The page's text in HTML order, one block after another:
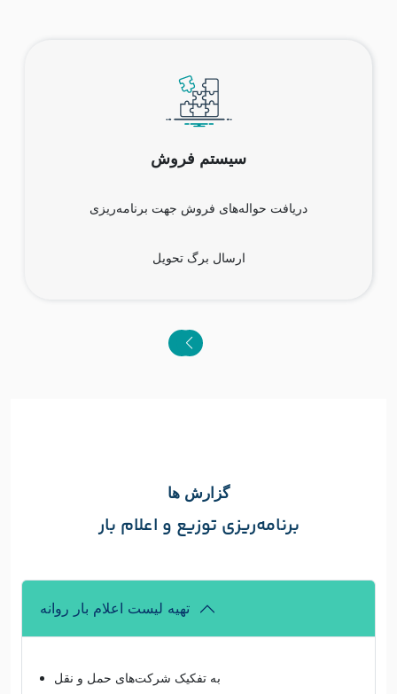
سیستم فروش
دریافت حواله‌های فروش جهت برنامه‌ریزی
ارسال برگ تحویل
گزارش ها
برنامه‌ریزی توزیع و اعلام بار
تهیه لیست اعلام بار روانه
به تفکیک شرکت‌های حمل و نقل